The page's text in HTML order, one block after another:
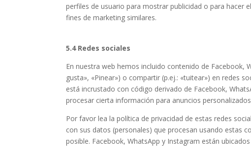
perfiles de usuario para mostrar publicidad o para hacer
fines de marketing similares.
5.4 Redes sociales
En nuestra web hemos incluido contenido de Facebook,
gusta», «Pinear») o compartir (p.ej.: «tuitear») en redes
está incrustado con código derivado de Facebook,
procesar cierta información para anuncios
Por favor lea la política de privacidad de estas redes
con sus datos (personales) que procesan usando estas
posible. Facebook, WhatsApp y Instagram están